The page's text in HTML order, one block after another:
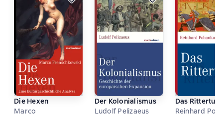
Die Hexen
Marco
Der Kolonialismus
Ludolf Pelizaeus
Das Rittertum
Reinhard